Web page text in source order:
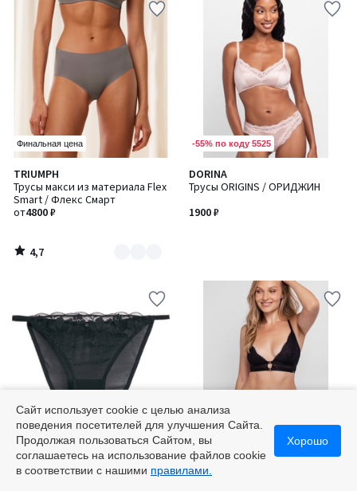
Финальная цена
TRIUMPH
Трусы макси из материала Flex
Smart / Флекс Смарт
от4800 ₽
4,7
/ 5
Количество
цветов:
2
4,7
/
-55% по коду 5525
DORINA
Трусы ORIGINS / ОРИДЖИН
1900 ₽
-55% по коду 5525
LA REDOUTE COLLECTIONS
Трусики из вышитого тюля ,
4,3
/ 5
DORINA
Трусы EMORY / ЭМОРИ
5
/
Количество
цветов:
Сайт использует cookie с целью анализа
поведения посетителей для улучшения Сайта.
Продолжая пользоваться Сайтом, вы
соглашаетесь на использование файлов cookie
в соответствии с нашими правилами.
Хорошо